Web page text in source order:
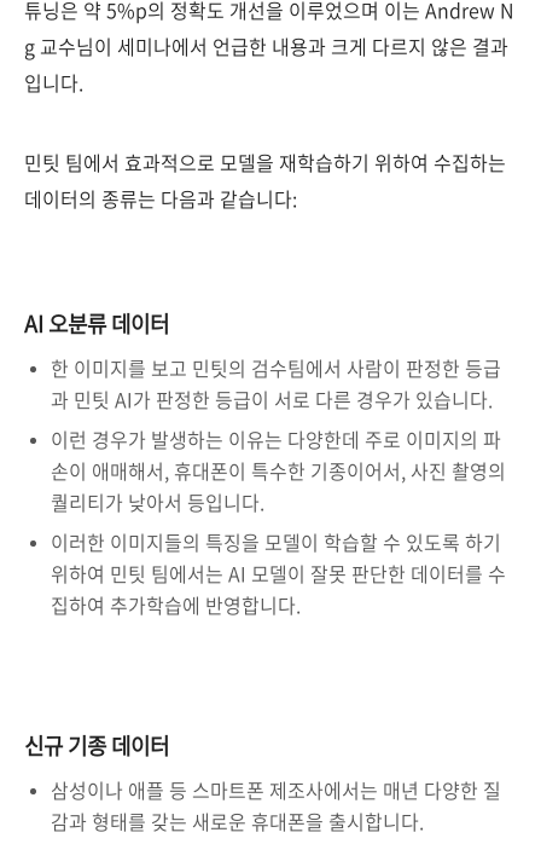
튜닝은 약 5%p의 정확도 개선을 이루었으며 이는 Andrew N
g 교수님이 세미나에서 언급한 내용과 크게 다르지 않은 결과
입니다.
민팃 팀에서 효과적으로 모델을 재학습하기 위하여 수집하는
데이터의 종류는 다음과 같습니다:
AI 오분류 데이터
한 이미지를 보고 민팃의 검수팀에서 사람이 판정한 등급
과 민팃 AI가 판정한 등급이 서로 다른 경우가 있습니다.
이런 경우가 발생하는 이유는 다양한데 주로 이미지의 파
손이 애매해서, 휴대폰이 특수한 기종이어서, 사진 촬영의
퀄리티가 낮아서 등입니다.
이러한 이미지들의 특징을 모델이 학습할 수 있도록 하기
위하여 민팃 팀에서는 AI 모델이 잘못 판단한 데이터를 수
집하여 추가학습에 반영합니다.
신규 기종 데이터
삼성이나 애플 등 스마트폰 제조사에서는 매년 다양한 질
감과 형태를 갖는 새로운 휴대폰을 출시합니다.